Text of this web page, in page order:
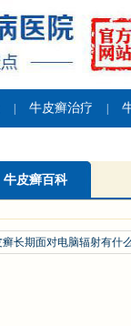
牛皮癣治疗
牛皮癣百科